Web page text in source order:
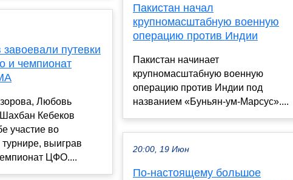
путевки
и чемпионат
Любовь
Кебеков
участие во
выиграв
ЦФО....
Пакистан начал
крупномасштабную военную
операцию против Индии
Пакистан начинает
крупномасштабную военную
операцию против Индии под
названием «Буньян-ум-Марсус»....
20:00, 19 Июн
По-настоящему большое